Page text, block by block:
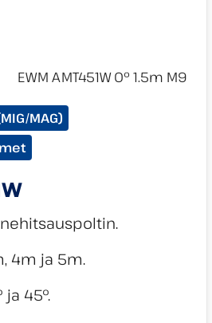
MAG)
4m ja 5m.
ja 45°.